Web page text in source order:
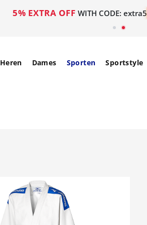
5% EXTRA OFF WITH CODE: extra5
Heren Dames Sporten Sportstyle